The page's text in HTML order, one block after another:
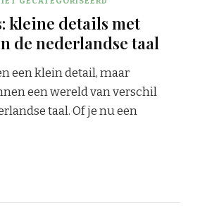
kleine details met
de nederlandse taal
een klein detail, maar
een wereld van verschil
taal. Of je nu een